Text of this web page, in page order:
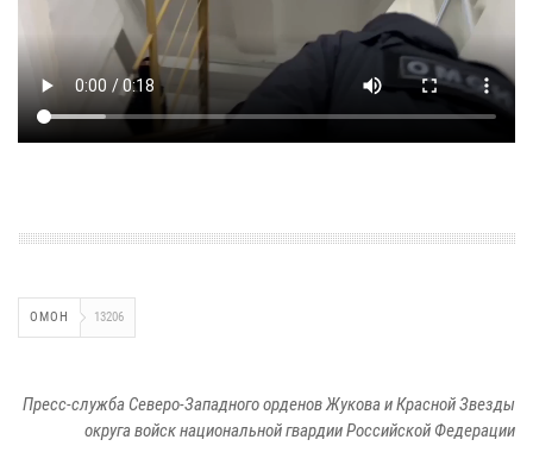
ОМОН 13206
Пресс-служба Северо-Западного орденов Жукова и Красной Звезды
округа войск национальной гвардии Российской Федерации